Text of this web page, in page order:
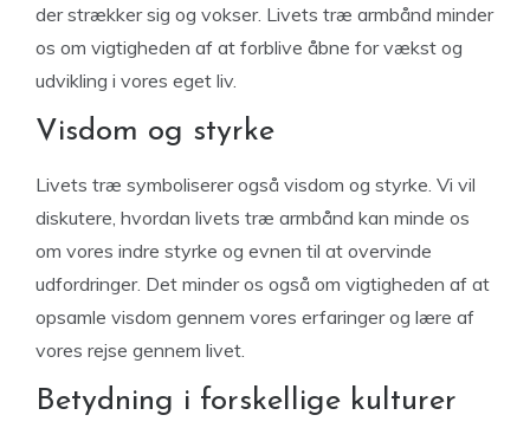
der strækker sig og vokser. Livets træ armbånd minder
os om vigtigheden af at forblive åbne for vækst og
udvikling i vores eget liv.
Visdom og styrke
Livets træ symboliserer også visdom og styrke. Vi vil
diskutere, hvordan livets træ armbånd kan minde os
om vores indre styrke og evnen til at overvinde
udfordringer. Det minder os også om vigtigheden af at
opsamle visdom gennem vores erfaringer og lære af
vores rejse gennem livet.
Betydning i forskellige kulturer